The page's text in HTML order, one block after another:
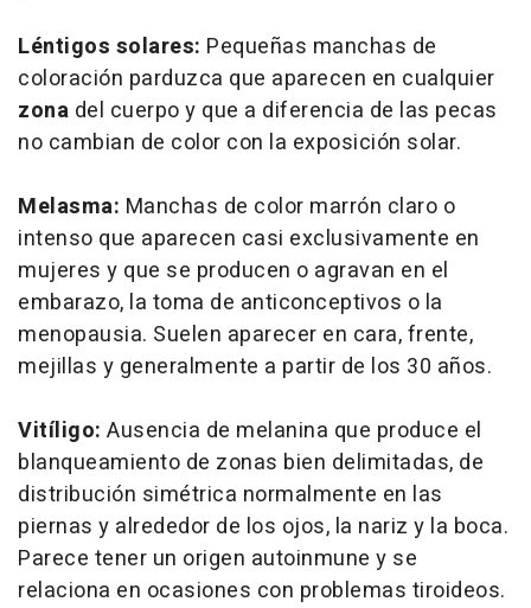
Léntigos solares: Pequeñas manchas de
coloración parduzca que aparecen en cualquier
zona del cuerpo y que a diferencia de las pecas
no cambian de color con la exposición solar.
Melasma: Manchas de color marrón claro o
intenso que aparecen casi exclusivamente en
mujeres y que se producen o agravan en el
embarazo, la toma de anticonceptivos o la
menopausia. Suelen aparecer en cara, frente,
mejillas y generalmente a partir de los 30 años.
Vitíligo: Ausencia de melanina que produce el
blanqueamiento de zonas bien delimitadas, de
distribución simétrica normalmente en las
piernas y alrededor de los ojos, la nariz y la boca.
Parece tener un origen autoinmune y se
relaciona en ocasiones con problemas tiroideos.